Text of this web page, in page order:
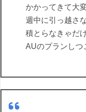
かかってきて大
週中に引っ越さ
積とらなきゃだ
AUのプランしつ